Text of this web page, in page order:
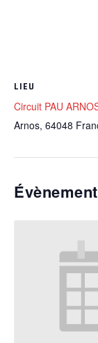
LIEU
Circuit PAU
Arnos, 64048